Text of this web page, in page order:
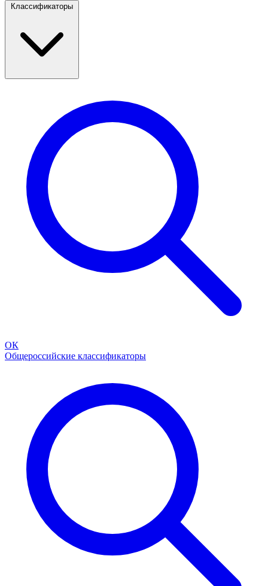
Классификаторы
ОК
Общероссийские классификаторы